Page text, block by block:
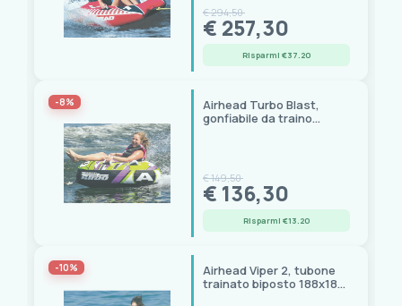
€ 294,50
€ 257,30
Risparmi €37.20
-8%
Airhead Turbo Blast,
gonfiabile da traino
€ 149,50
€ 136,30
Risparmi €13.20
-10%
Airhead Viper 2, tubone
trainato biposto 188x185